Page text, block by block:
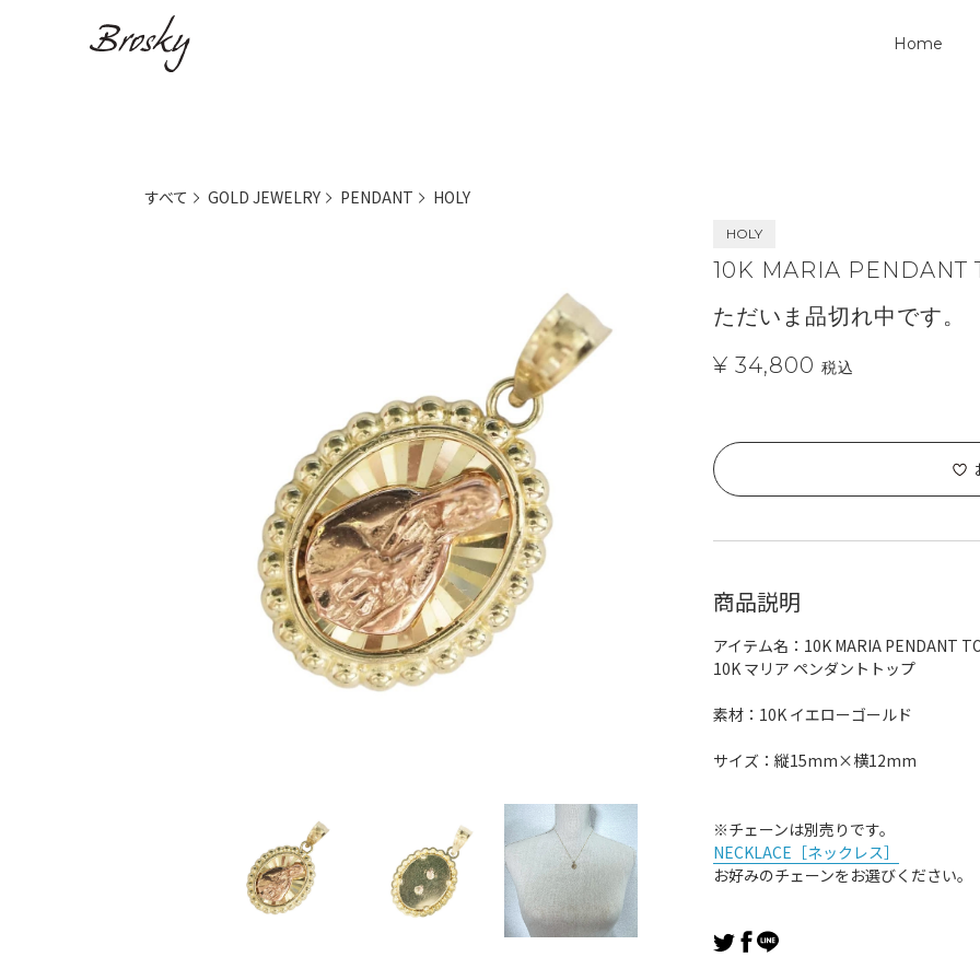
Home
すべて GOLD JEWELRY PENDANT HOLY
HOLY
10K MARIA PENDANT
ただいま品切れ中です。
¥ 34,800 税込
商品説明
アイテム名：10K MARIA PENDANT
10K マリア ペンダントトップ
素材：10K イエローゴールド
サイズ：縦15mm×横12mm
※チェーンは別売りです。
NECKLACE［ネックレス］
お好みのチェーンをお選びください。